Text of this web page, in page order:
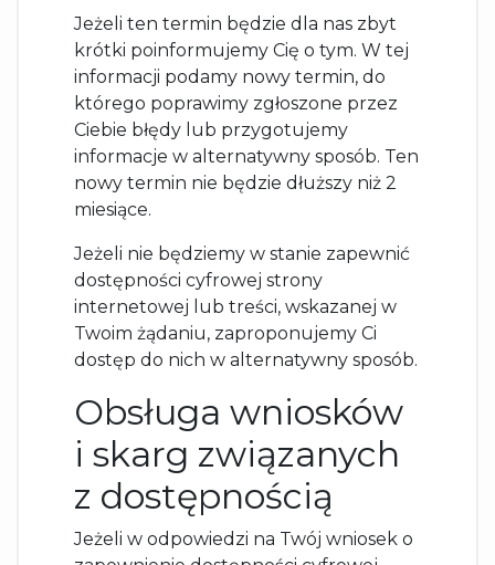
Jeżeli ten termin będzie dla nas zbyt
krótki poinformujemy Cię o tym. W tej
informacji podamy nowy termin, do
którego poprawimy zgłoszone przez
Ciebie błędy lub przygotujemy
informacje w alternatywny sposób. Ten
nowy termin nie będzie dłuższy niż 2
miesiące.
Jeżeli nie będziemy w stanie zapewnić
dostępności cyfrowej strony
internetowej lub treści, wskazanej w
Twoim żądaniu, zaproponujemy Ci
dostęp do nich w alternatywny sposób.
Obsługa wniosków
i skarg związanych
z dostępnością
Jeżeli w odpowiedzi na Twój wniosek o